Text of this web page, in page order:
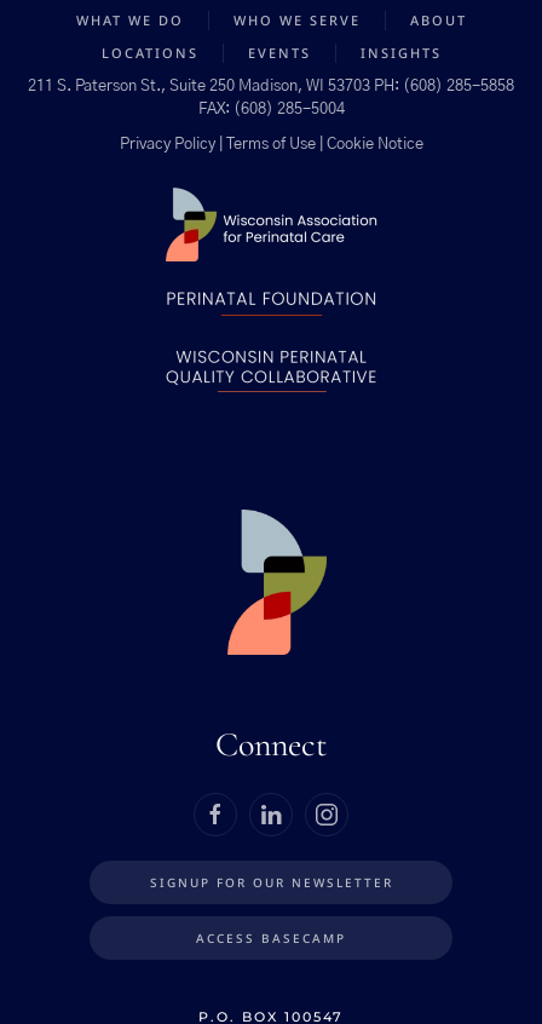
WHAT WE DO WHO WE SERVE
ABOUT
LOCATIONS
EVENTS INSIGHTS
211 S. Paterson St., Suite 250 Madison, WI 53703 PH: (608) 285-5858
FAX: (608) 285-5004
Privacy Policy | Terms of Use | Cookie Notice
Connect
SIGNUP FOR OUR NEWSLETTER
ACCESS BASECAMP
P.O. BOX 100547